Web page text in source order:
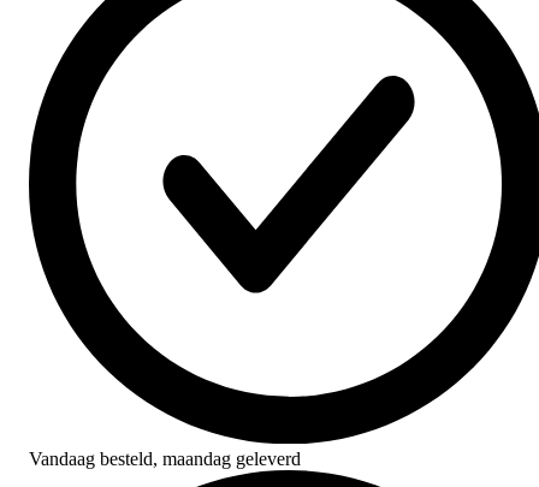
Vandaag besteld, maandag geleverd